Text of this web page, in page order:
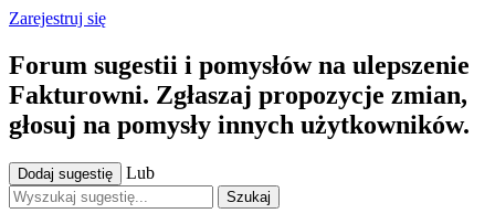
Zarejestruj się
Forum sugestii i pomysłów na ulepszenie
Fakturowni. Zgłaszaj propozycje zmian,
głosuj na pomysły innych użytkowników.
Dodaj sugestię Lub
Szukaj